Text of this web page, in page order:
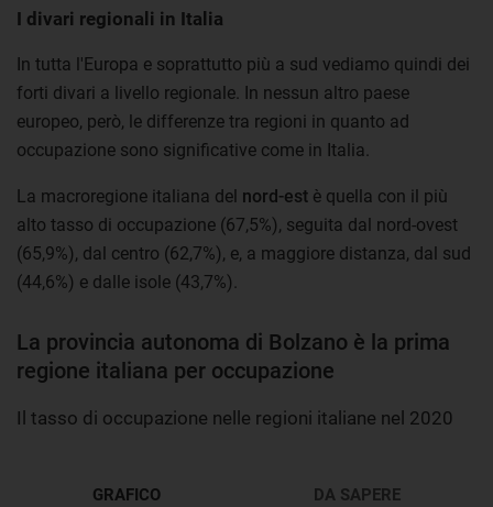
I divari regionali in Italia
In tutta l'Europa e soprattutto più a sud vediamo quindi dei
forti divari a livello regionale. In nessun altro paese
europeo, però, le differenze tra regioni in quanto ad
occupazione sono significative come in Italia.
La macroregione italiana del nord-est è quella con il più
alto tasso di occupazione (67,5%), seguita dal nord-ovest
(65,9%), dal centro (62,7%), e, a maggiore distanza, dal sud
(44,6%) e dalle isole (43,7%).
La provincia autonoma di Bolzano è la prima
regione italiana per occupazione
Il tasso di occupazione nelle regioni italiane nel 2020
GRAFICO DA SAPERE